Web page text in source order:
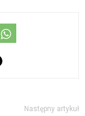
Następny artykuł